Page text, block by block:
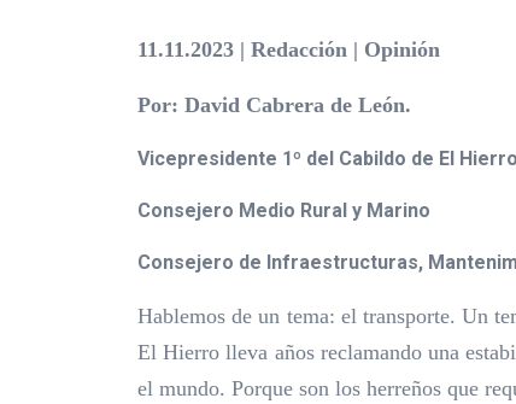
11.11.2023 | Redacción | Opinión
Por: David Cabrera de León.
Vicepresidente 1º del Cabildo de El Hierro
Consejero Medio Rural y Marino
Consejero de Infraestructuras,
Hablemos de un tema: el transporte. Un
El Hierro lleva años reclamando una
el mundo. Porque son los herreños que